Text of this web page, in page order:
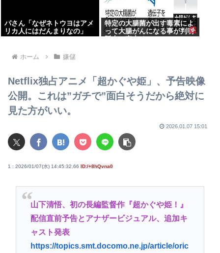
パさん「なぜネトウヨはアメ
リカ人にはだんまりなの」
特定の大腸菌が出す毒素によ
って大腸がんになる事が判明
阪大・東大チーム
ホーム 嫌儲
Netflix独占アニメ「超かぐや姫」、予告映像
公開。これは”ガチで”面白そうだから絶対に
見た方がいい。
2026.01.07 15:01
1 : 2026/01/07(水) 14:45:32.66 ID:/+8hQvna0
山下清悟、初の長編監督作『超かぐや姫！』
配信直前予告とアナザービジュアル、追加キ
ャスト発表
https://topics.smt.docomo.ne.jp/article/oric